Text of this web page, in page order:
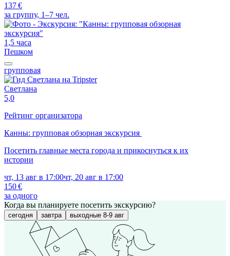
137 €
за группу, 1–7 чел.
1,5 часа
Пешком
групповая
Светлана
5,0
Рейтинг организатора
Канны: групповая обзорная экскурсия
Посетить главные места города и прикоснуться к их
истории
чт, 13 авг в 17:00чт, 20 авг в 17:00
150 €
за одного
Когда вы планируете посетить экскурсию?
сегодня завтра выходные 8-9 авг